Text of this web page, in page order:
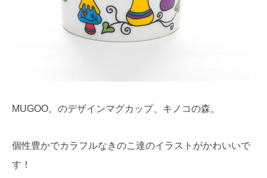
MUGOO。のデザインマグカップ、キノコの森。
個性豊かでカラフルなきのこ達のイラストがかわいいで
す！